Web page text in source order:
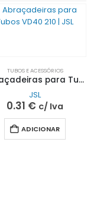
TUBOS E ACESSÓRIOS
Abraçadeiras para Tubos VD40 210 | JSL
JSL
0.31 € c/ Iva
ADICIONAR